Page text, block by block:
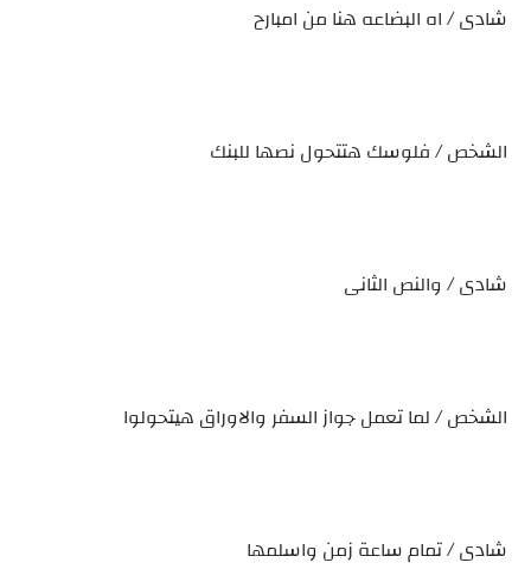
شادى / اه البضاعه هنا من امبارح
الشخص / فلوسك هتتحول نصها للبنك
شادى / والنص الثانى
الشخص / لما تعمل جواز السفر والاوراق هيتحولوا
شادى / تمام ساعة زمن واسلمها